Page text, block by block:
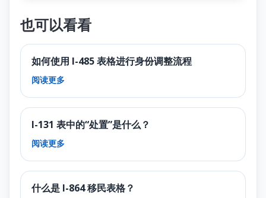
也可以看看
如何使用 I-485 表格进行身份调整流程
阅读更多
I-131 表中的“处置”是什么？
阅读更多
什么是 I-864 移民表格？